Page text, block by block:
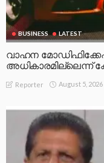
BUSINESS LATEST
വാഹന
അധികാരമില്ലെന്ന്
Reporter August 5, 2026